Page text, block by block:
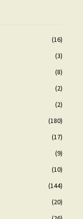
(16)
(3)
(8)
(2)
(2)
(180)
(17)
(9)
(10)
(144)
(20)